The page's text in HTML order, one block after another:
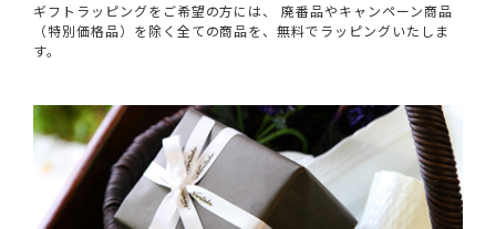
ギフトラッピングをご希望の方には、 廃番品やキャンペーン商品
（特別価格品）を除く全ての商品を、無料でラッピングいたしま
す。